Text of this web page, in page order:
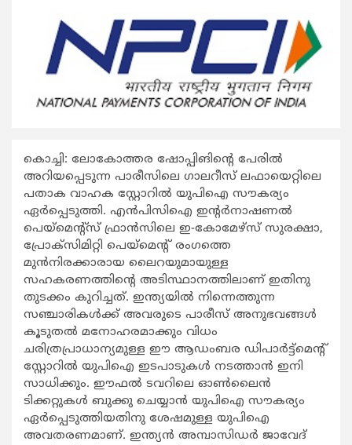
കൊച്ചി: ലോകോത്തര ഷോപ്പിങിന്‍റെ പേരില്‍
അറിയപ്പെടുന്ന പാരീസിലെ ഗാലറീസ് ലഫായെറ്റിലെ
പതാക വാഹക സ്റ്റോറില്‍ യുപിഐ സൗകര്യം
ഏര്‍പ്പെടുത്തി. എന്‍പിസിഐ ഇന്‍റര്‍നാഷണല്‍
പെയ്മെന്‍റ്സ് ഫ്രാന്‍സിലെ ഇ-കോമേഴ്സ് സുരക്ഷാ,
പ്രോക്സിമിറ്റി പെയ്മെന്‍റ് രംഗത്തെ
മുന്‍നിരക്കാരായ ലൈറയുമായുള്ള
സഹകരണത്തിന്‍റെ അടിസ്ഥാനത്തിലാണ് ഇതിനു
തുടക്കം കുറിച്ചത്. ഇന്ത്യയില്‍ നിന്നെത്തുന്ന
സഞ്ചാരികള്‍ക്ക് അവരുടെ പാരീസ് അനുഭവങ്ങള്‍
കൂടുതല്‍ മനോഹരമാക്കും വിധം
ചരിത്രപ്രാധാന്യമുള്ള ഈ ആഡംബര ഡിപാര്‍ട്ട്മെന്‍റ്
സ്റ്റോറില്‍ യുപിഐ ഇടപാടുകള്‍ നടത്താന്‍ ഇനി
സാധിക്കും. ഈഫല്‍ ടവറിലെ ഓണ്‍ലൈന്‍
ടിക്കറ്റുകള്‍ ബുക്കു ചെയ്യാന്‍ യുപിഐ സൗകര്യം
ഏര്‍പ്പെടുത്തിയതിനു ശേഷമുള്ള യുപിഐ
അവതരണമാണ്. ഇന്ത്യന്‍ അമ്പാസിഡര്‍ ജാവേദ്